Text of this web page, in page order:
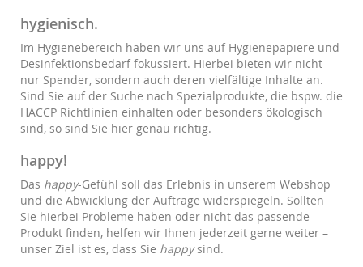
hygienisch.
Im Hygienebereich haben wir uns auf Hygienepapiere und
Desinfektionsbedarf fokussiert. Hierbei bieten wir nicht
nur Spender, sondern auch deren vielfältige Inhalte an.
Sind Sie auf der Suche nach Spezialprodukte, die bspw. die
HACCP Richtlinien einhalten oder besonders ökologisch
sind, so sind Sie hier genau richtig.
happy!
Das happy-Gefühl soll das Erlebnis in unserem Webshop
und die Abwicklung der Aufträge widerspiegeln. Sollten
Sie hierbei Probleme haben oder nicht das passende
Produkt finden, helfen wir Ihnen jederzeit gerne weiter –
unser Ziel ist es, dass Sie happysind.